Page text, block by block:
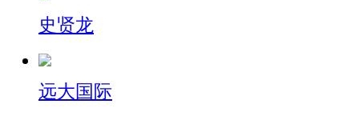
史贤龙
远大国际